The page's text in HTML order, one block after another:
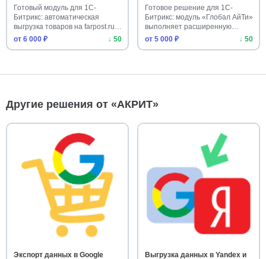
Готовый модуль для 1С-
Битрикс: автоматическая
выгрузка товаров на farpost.ru,
dr…
от 6 000 ₽ ↓ 50
Готовое решение для 1С-
Битрикс: модуль «Глобал АйТи»
выполняет расширенную
выгру…
от 5 000 ₽ ↓ 50
Другие решения от «АКРИТ»
Экспорт данных в Google Выгрузка данных в Yandex и